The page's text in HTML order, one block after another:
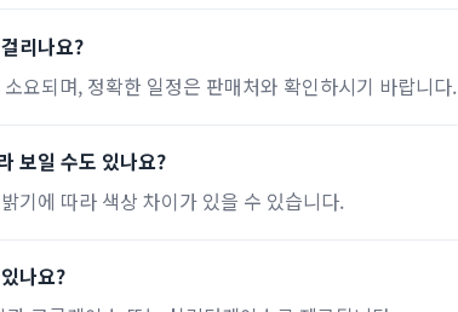
리나요?
요되며, 정확한 일정은 판매처와 확인하시기 바랍니다.
보일 수도 있나요?
기에 따라 색상 차이가 있을 수 있습니다.
나요?